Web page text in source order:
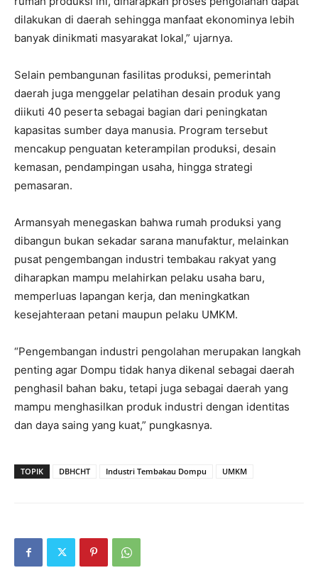
dilakukan di daerah sehingga manfaat ekonominya lebih
banyak dinikmati masyarakat lokal,” ujarnya.
Selain pembangunan fasilitas produksi, pemerintah
daerah juga menggelar pelatihan desain produk yang
diikuti 40 peserta sebagai bagian dari peningkatan
kapasitas sumber daya manusia. Program tersebut
mencakup penguatan keterampilan produksi, desain
kemasan, pendampingan usaha, hingga strategi
pemasaran.
Armansyah menegaskan bahwa rumah produksi yang
dibangun bukan sekadar sarana manufaktur, melainkan
pusat pengembangan industri tembakau rakyat yang
diharapkan mampu melahirkan pelaku usaha baru,
memperluas lapangan kerja, dan meningkatkan
kesejahteraan petani maupun pelaku UMKM.
“Pengembangan industri pengolahan merupakan langkah
penting agar Dompu tidak hanya dikenal sebagai daerah
penghasil bahan baku, tetapi juga sebagai daerah yang
mampu menghasilkan produk industri dengan identitas
dan daya saing yang kuat,” pungkasnya.
TOPIK DBHCHT Industri Tembakau Dompu UMKM